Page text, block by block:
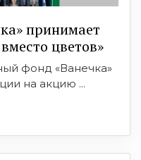
принимает
цветов»
фонд «Ванечка»
на акцию ...